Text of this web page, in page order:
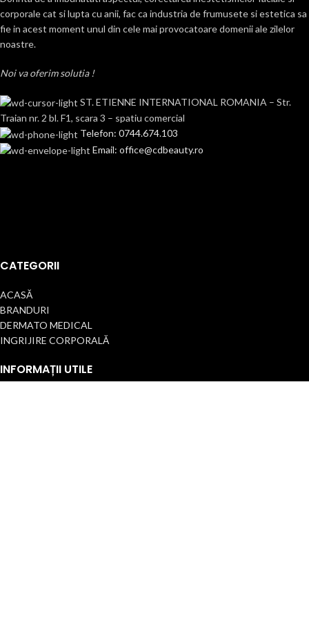
corporale cat si lupta cu anii, fac ca industria de frumusete si estetica sa
fie in acest moment unul din cele mai provocatoare domenii ale zilelor
noastre.
Noi va oferim solutia !
ST. ETIENNE INTERNATIONAL ROMANIA – Str.
Traian nr. 2 bl. F1, scara 3 – spatiu comercial
Telefon: 0744.674.103
Email: office@cdbeauty.ro
CATEGORII
ACASĂ
BRANDURI
DERMATO MEDICAL
INGRIJIRE CORPORALĂ
INFORMAȚII UTILE